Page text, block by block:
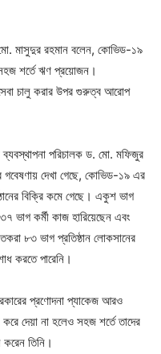
মাসুদুর রহমান বলেন, কোভিড-১৯
শর্তে ঋণ প্রয়োজন।
চালু করার উপর গুরুত্ব আরোপ
পরিচালক ড. মো. মফিজুর
গবেষণায় দেখা গেছে, কোভিড-১৯ এর
বিক্রি কমে গেছে। একুশ ভাগ
ভাগ কর্মী কাজ হারিয়েছেন এবং
৮৩ ভাগ প্রতিষ্ঠান লোকসানের
করতে পারেনি।
প্রণোদনা প্যাকেজ আরও
দেয়া না হলেও সহজ শর্তে তাদের
তিনি।